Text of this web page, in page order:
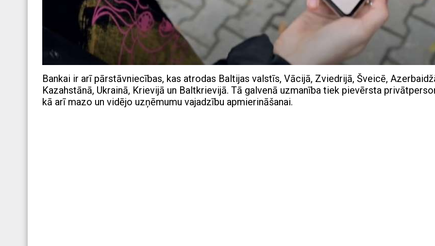
Bankai ir arī pārstāvniecības, kas atrodas Baltijas valstīs, Vācijā, Zviedrijā, Šveicē,
Kazahstānā, Ukrainā, Krievijā un Baltkrievijā. Tā galvenā uzmanība tiek pievērsta
kā arī mazo un vidējo uzņēmumu vajadzību apmierināšanai.